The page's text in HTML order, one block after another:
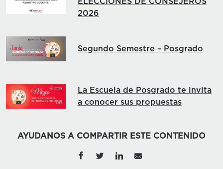
ELECCIONES DE CONSEJEROS
2026
Segundo Semestre – Posgrado
La Escuela de Posgrado te invita
a conocer sus propuestas
AYUDANOS A COMPARTIR ESTE CONTENIDO